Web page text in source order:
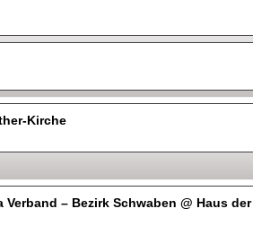
Kirche
Verband – Bezirk Schwaben@ Haus der